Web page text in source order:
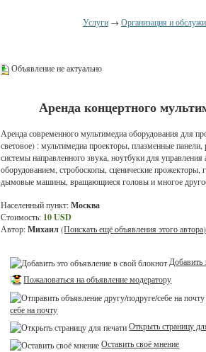
Услуги→ Организация и
Объявление не актуально
Аренда концертного
Аренда современного мультимедиа оборудования для
световое) : мультимедиа проекторы, плазменные
системы направленного звука, ноутбуки для
оборудованием, стробоскопы, сценические
дымовые машины, вращающиеся головы и многое
Населенный пункт:Москва
Стоимость: 10 USD
Автор:Михаил (Поискать ещё объявления этого автора)
Добавить
Пожаловаться на объявление модератору
себе на почту
Открыть страницу
Оставить своё мнение